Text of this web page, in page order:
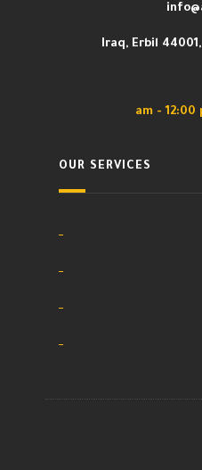
Iraq, Erbil
OUR SERVICES